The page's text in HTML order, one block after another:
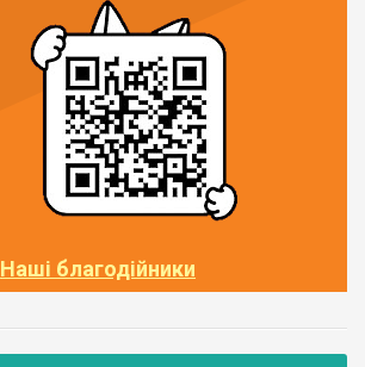
Наші благодійники